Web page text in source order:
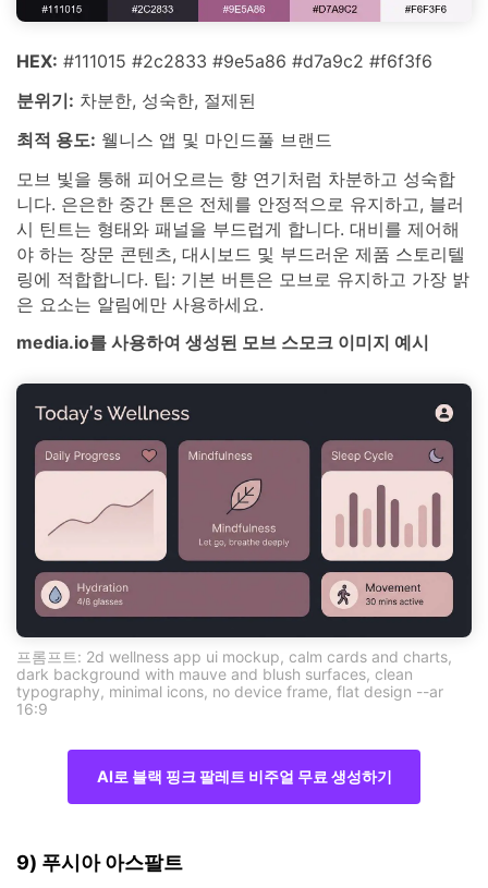
HEX: #111015 #2c2833 #9e5a86 #d7a9c2 #f6f3f6
분위기: 차분한, 성숙한, 절제된
최적 용도: 웰니스 앱 및 마인드풀 브랜드
모브 빛을 통해 피어오르는 향 연기처럼 차분하고 성숙합
니다. 은은한 중간 톤은 전체를 안정적으로 유지하고, 블러
시 틴트는 형태와 패널을 부드럽게 합니다. 대비를 제어해
야 하는 장문 콘텐츠, 대시보드 및 부드러운 제품 스토리텔
링에 적합합니다. 팁: 기본 버튼은 모브로 유지하고 가장 밝
은 요소는 알림에만 사용하세요.
media.io를 사용하여 생성된 모브 스모크 이미지 예시
프롬프트: 2d wellness app ui mockup, calm cards and charts,
dark background with mauve and blush surfaces, clean
typography, minimal icons, no device frame, flat design --ar
16:9
AI로 블랙 핑크 팔레트 비주얼 무료 생성하기
9) 푸시아 아스팔트